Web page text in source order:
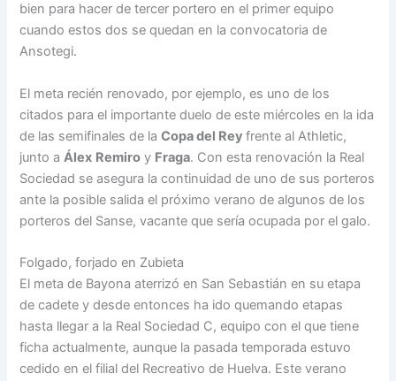
bien para hacer de tercer portero en el primer equipo
cuando estos dos se quedan en la convocatoria de
Ansotegi.
El meta recién renovado, por ejemplo, es uno de los
citados para el importante duelo de este miércoles en la ida
de las semifinales de laCopa del Reyfrente al Athletic,
junto aÁlex Remiro y Fraga. Con esta renovación la Real
Sociedad se asegura la continuidad de uno de sus porteros
ante la posible salida el próximo verano de algunos de los
porteros del Sanse, vacante que sería ocupada por el galo.
Folgado, forjado en Zubieta
El meta de Bayona aterrizó en San Sebastián en su etapa
de cadete y desde entonces ha ido quemando etapas
hasta llegar a la Real Sociedad C, equipo con el que tiene
ficha actualmente, aunque la pasada temporada estuvo
cedido en el filial del Recreativo de Huelva. Este verano